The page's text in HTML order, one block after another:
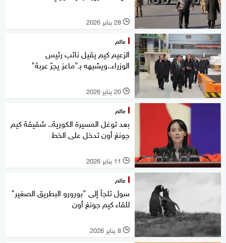
l 28 يناير 2026
عالم
الزعيم كيم يقيل نائب رئيس
الوزراء..ويشبهه بـ"ماعز يجرّ عربة"
l 20 يناير 2026
عالم
بعد توغل المسيرة الكورية.. شقيقة كيم
جونغ أون تدخل على الخط
l 11 يناير 2026
عالم
سول تلجأ إلى "بورورو البطريق الصغير"
للقاء كيم جونغ أون
l 8 يناير 2026